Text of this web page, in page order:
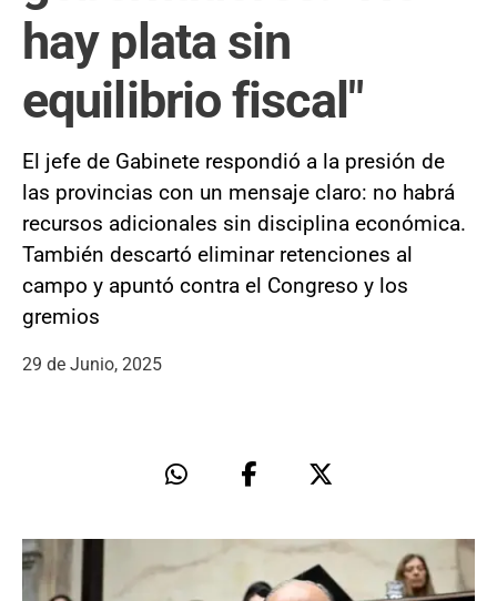
hay plata sin
equilibrio fiscal"
El jefe de Gabinete respondió a la presión de
las provincias con un mensaje claro: no habrá
recursos adicionales sin disciplina económica.
También descartó eliminar retenciones al
campo y apuntó contra el Congreso y los
gremios
29 de Junio, 2025